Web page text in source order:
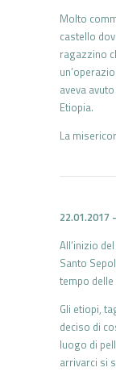
Molto
castello
ragazzino
aveva
Etiopia.
La
22.01.2017
All’inizio
Santo
tempo
Gli etiopi,
deciso di
luogo di
arrivarci si